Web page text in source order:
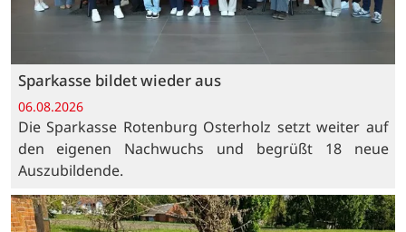
Sparkasse bildet wieder aus
06.08.2026
Die Sparkasse Rotenburg Osterholz setzt weiter auf
den eigenen Nachwuchs und begrüßt 18 neue
Auszubildende.